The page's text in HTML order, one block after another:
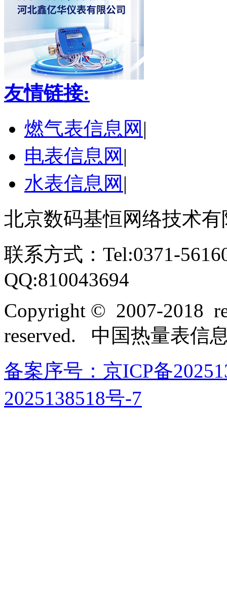
友情链接:
燃气表信息网 |
电表信息网 |
水表信息网 |
北京数码基恒网络技术有
联系方式：Tel:0371-
QQ:810043694
Copyright © 2007-2018
reserved. 中国热量表信
备案序号：京ICP备
2025138518号-7